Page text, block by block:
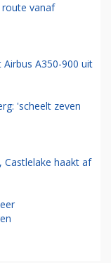
vanaf
A350-900 uit
'scheelt zeven
haakt af